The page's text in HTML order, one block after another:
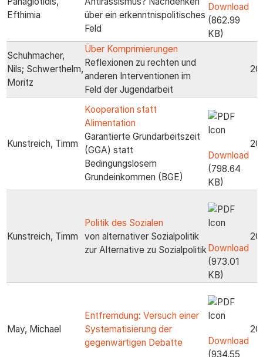
Efthimia
über ein erkenntnispolitisches
Feld
Download
(862.99
KB)
Schuhmacher,
Nils; Schwerthelm,
Moritz
Über Komprimierungen
Reflexionen zu rechten und
anderen Interventionen im
Feld der Jugendarbeit
Kunstreich, Timm
Kooperation statt
Alimentation
Garantierte Grundarbeitszeit
(GGA) statt
Bedingungslosem
Grundeinkommen (BGE)
Download
(798.64
KB)
Kunstreich, Timm
Politik des Sozialen
von alternativer Sozialpolitik
zur Alternative zu SozialpolitikDownload
(973.01
KB)
May, Michael
Entfremdung: Versuch einer
Systematisierung der
gegenwärtigen Debatte
Download
(934.55